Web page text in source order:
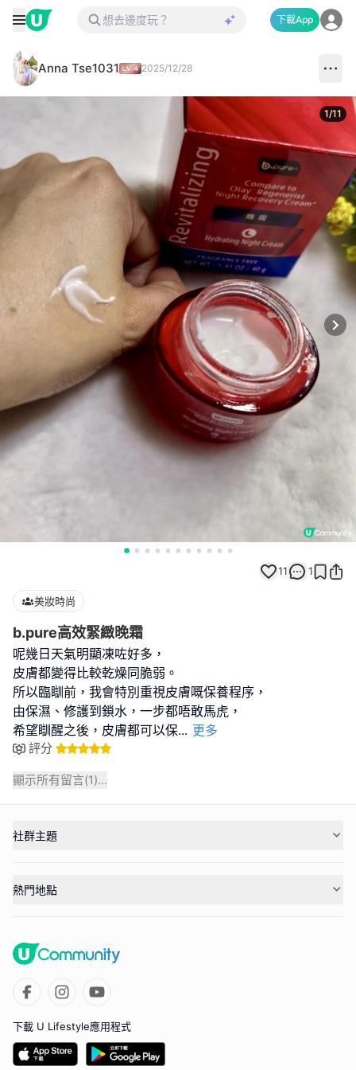
下載App
Anna Tse1031 2025/12/28
1/11
11 1
美妝時尚
b.pure高效緊緻晚霜
呢幾日天氣明顯凍咗好多，
皮膚都變得比較乾燥同脆弱。
所以臨瞓前，我會特別重視皮膚嘅保養程序，
由保濕、修護到鎖水，一步都唔敢馬虎，
希望瞓醒之後，皮膚都可以保... 更多
評分
顯示所有留言(1)...
社群主題
熱門地點
下載 U Lifestyle應用程式